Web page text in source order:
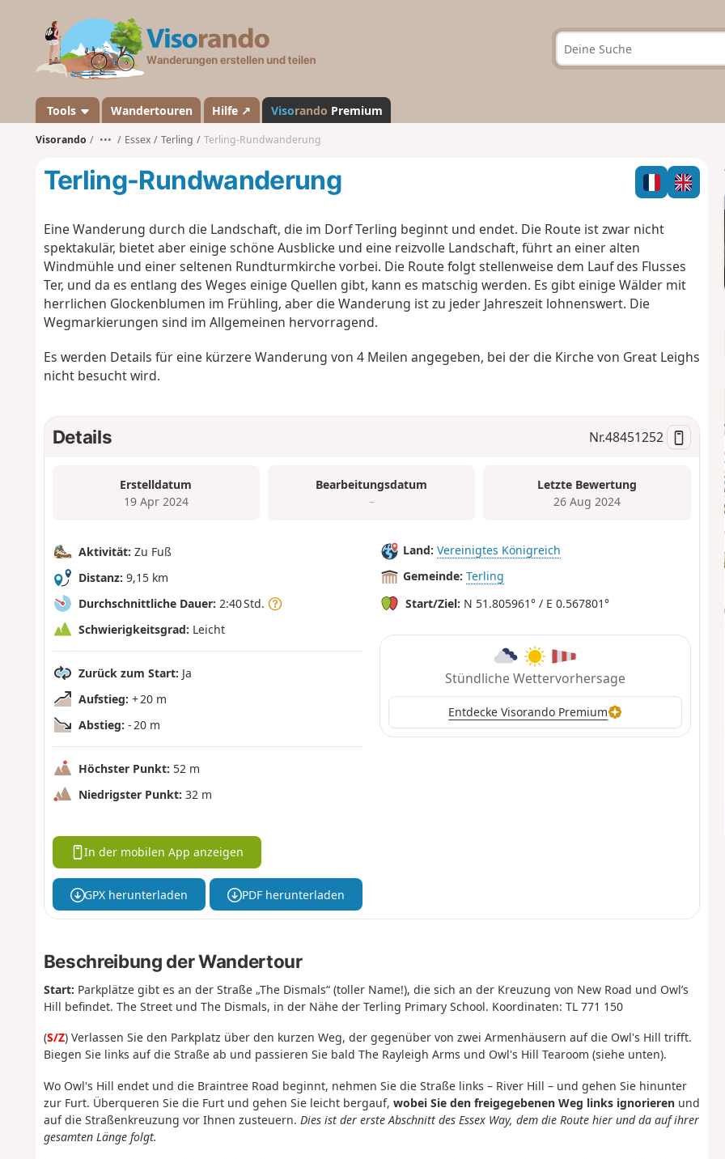
a
n
d
Tools Wandertouren Hilfe ↗ Visorando Premium
Visorando ••• Essex Terling Terling-Rundwanderung
Terling-Rundwanderung
Eine Wanderung durch die Landschaft, die im Dorf Terling beginnt und endet. Die Route ist zwar nicht
spektakulär, bietet aber einige schöne Ausblicke und eine reizvolle Landschaft, führt an einer alten
Windmühle und einer seltenen Rundturmkirche vorbei. Die Route folgt stellenweise dem Lauf des Flusses
Ter, und da es entlang des Weges einige Quellen gibt, kann es matschig werden. Es gibt einige Wälder mit
herrlichen Glockenblumen im Frühling, aber die Wanderung ist zu jeder Jahreszeit lohnenswert. Die
Wegmarkierungen sind im Allgemeinen hervorragend.
Es werden Details für eine kürzere Wanderung von 4 Meilen angegeben, bei der die Kirche von Great Leighs
nicht besucht wird.
Details Nr.48451252
Erstelldatum
19 Apr 2024
Bearbeitungsdatum
–
Letzte Bewertung
26 Aug 2024
Aktivität: Zu Fuß
Distanz: 9,15 km
Durchschnittliche Dauer: 2:40 Std.
Schwierigkeitsgrad: Leicht
Zurück zum Start: Ja
Aufstieg: + 20 m
Abstieg: - 20 m
Höchster Punkt: 52 m
Niedrigster Punkt: 32 m
Land: Vereinigtes Königreich
Gemeinde: Terling
Start/Ziel: N 51.805961° / E 0.567801°
Stündliche Wettervorhersage
Entdecke Visorando Premium
In der mobilen App anzeigen
GPX herunterladen PDF herunterladen
Beschreibung der Wandertour
Start: Parkplätze gibt es an der Straße „The Dismals“ (toller Name!), die sich an der Kreuzung von New Road und Owl’s
Hill befindet. The Street und The Dismals, in der Nähe der Terling Primary School. Koordinaten: TL 771 150
(S/Z) Verlassen Sie den Parkplatz über den kurzen Weg, der gegenüber von zwei Armenhäusern auf die Owl's Hill trifft.
Biegen Sie links auf die Straße ab und passieren Sie bald The Rayleigh Arms und Owl's Hill Tearoom (siehe unten).
Wo Owl's Hill endet und die Braintree Road beginnt, nehmen Sie die Straße links – River Hill – und gehen Sie hinunter
zur Furt. Überqueren Sie die Furt und gehen Sie leicht bergauf, wobei Sie den freigegebenen Weg links ignorierenund
auf die Straßenkreuzung vor Ihnen zusteuern. Dies ist der erste Abschnitt des Essex Way, dem die Route hier und da auf ihrer
gesamten Länge folgt.